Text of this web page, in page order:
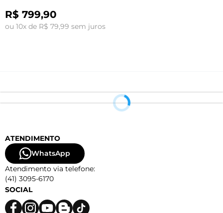
R$ 799,90
ou 10x de R$ 79,99 sem juros
ATENDIMENTO
WhatsApp
Atendimento via telefone:
(41) 3095-6170
SOCIAL